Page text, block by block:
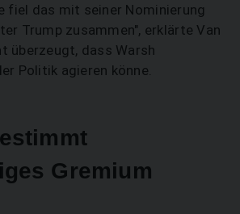
fiel das mit seiner Nominierung
Trump zusammen", erklärte Van
überzeugt, dass Warsh
Politik agieren könne.
Gremium